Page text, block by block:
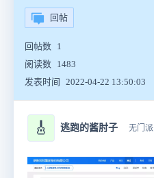
回帖
回帖数 1
阅读数 1483
发表时间
2022-04-22 13:50:03
🎸 逃跑的酱肘子 无门派